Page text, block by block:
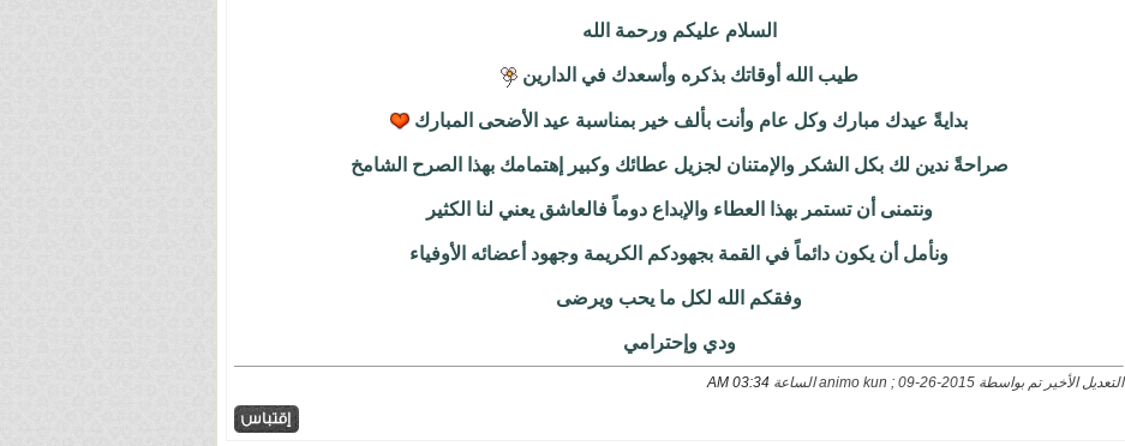
السلام عليكم ورحمة الله
طيب الله أوقاتك بذكره وأسعدك في الدارين
بدايةً عيدك مبارك وكل عام وأنت بألف خير بمناسبة عيد الأضحى المبارك
صراحةً ندين لك بكل الشكر والإمتنان لجزيل عطائك وكبير إهتمامك بهذا الصرح الشامخ
ونتمنى أن تستمر بهذا العطاء والإبداع دوماً فالعاشق يعني لنا الكثير
ونأمل أن يكون دائماً في القمة بجهودكم الكريمة وجهود أعضائه الأوفياء
وفقكم الله لكل ما يحب ويرضى
ودي وإحترامي
التعديل الأخير تم بواسطة animo kun ; 09-26-2015 الساعة 03:34 AM